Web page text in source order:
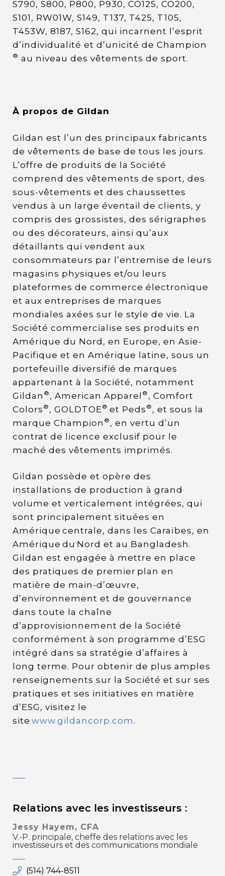
S790, S800, P800, P930, CO125, CO200,
S101, RW01W, S149, T137, T425, T105,
T453W, 8187, S162, qui incarnent l’esprit
d’individualité et d’unicité de Champion
® au niveau des vêtements de sport.
À propos de Gildan
Gildan est l’un des principaux fabricants
de vêtements de base de tous les jours.
L’offre de produits de la Société
comprend des vêtements de sport, des
sous-vêtements et des chaussettes
vendus à un large éventail de clients, y
compris des grossistes, des sérigraphes
ou des décorateurs, ainsi qu’aux
détaillants qui vendent aux
consommateurs par l’entremise de leurs
magasins physiques et/ou leurs
plateformes de commerce électronique
et aux entreprises de marques
mondiales axées sur le style de vie. La
Société commercialise ses produits en
Amérique du Nord, en Europe, en Asie-
Pacifique et en Amérique latine, sous un
portefeuille diversifié de marques
appartenant à la Société, notamment
Gildan ® , American Apparel ® , Comfort
Colors ® , GOLDTOE ® et Peds ® , et sous la
marque Champion ® , en vertu d’un
contrat de licence exclusif pour le
maché des vêtements imprimés.
Gildan possède et opère des
installations de production à grand
volume et verticalement intégrées, qui
sont principalement situées en
Amérique centrale, dans les Caraïbes, en
Amérique du Nord et au Bangladesh.
Gildan est engagée à mettre en place
des pratiques de premier plan en
matière de main-d’œuvre,
d’environnement et de gouvernance
dans toute la chaîne
d’approvisionnement de la Société
conformément à son programme d’ESG
intégré dans sa stratégie d’affaires à
long terme. Pour obtenir de plus amples
renseignements sur la Société et sur ses
pratiques et ses initiatives en matière
d’ESG, visitez le
site www.gildancorp.com .
Relations avec les investisseurs :
Jessy Hayem, CFA
V.-P. principale, cheffe des relations avec les
investisseurs et des communications mondiale
(514) 744-8511